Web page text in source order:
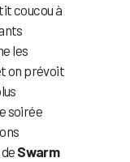
coucou à
les
on prévoit
soirée
Swarm